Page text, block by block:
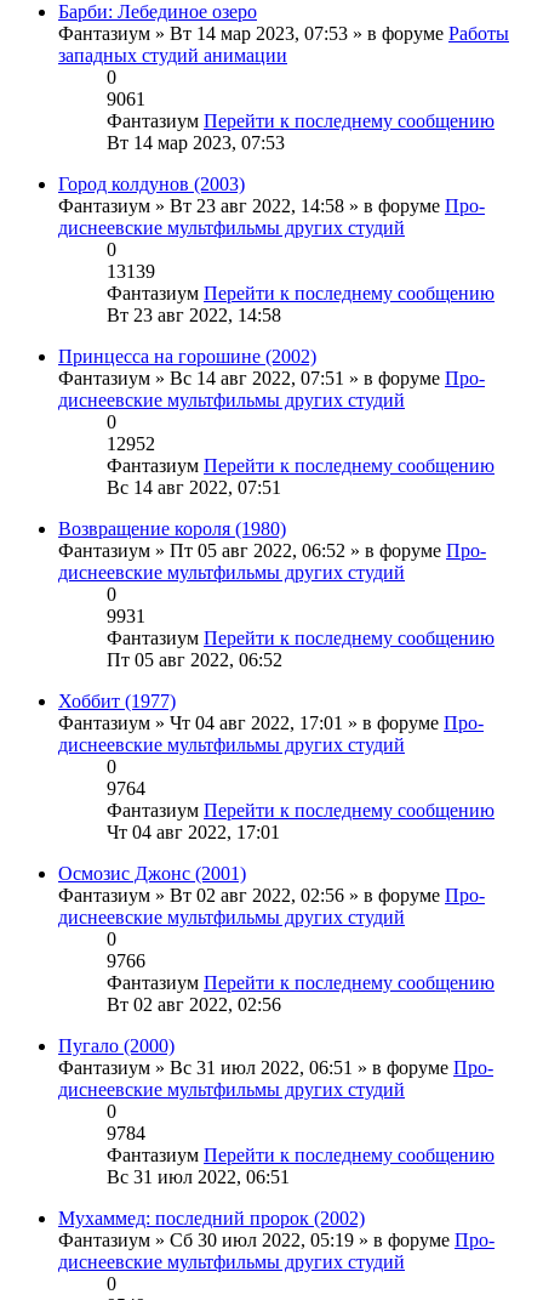
Барби: Лебединое озеро
Фантазиум » Вт 14 мар 2023, 07:53 » в форуме Работы
западных студий анимации
0
9061
Фантазиум Перейти к последнему сообщению
Вт 14 мар 2023, 07:53
Город колдунов (2003)
Фантазиум » Вт 23 авг 2022, 14:58 » в форуме Про-
диснеевские мультфильмы других студий
0
13139
Фантазиум Перейти к последнему сообщению
Вт 23 авг 2022, 14:58
Принцесса на горошине (2002)
Фантазиум » Вс 14 авг 2022, 07:51 » в форуме Про-
диснеевские мультфильмы других студий
0
12952
Фантазиум Перейти к последнему сообщению
Вс 14 авг 2022, 07:51
Возвращение короля (1980)
Фантазиум » Пт 05 авг 2022, 06:52 » в форуме Про-
диснеевские мультфильмы других студий
0
9931
Фантазиум Перейти к последнему сообщению
Пт 05 авг 2022, 06:52
Хоббит (1977)
Фантазиум » Чт 04 авг 2022, 17:01 » в форуме Про-
диснеевские мультфильмы других студий
0
9764
Фантазиум Перейти к последнему сообщению
Чт 04 авг 2022, 17:01
Осмозис Джонс (2001)
Фантазиум » Вт 02 авг 2022, 02:56 » в форуме Про-
диснеевские мультфильмы других студий
0
9766
Фантазиум Перейти к последнему сообщению
Вт 02 авг 2022, 02:56
Пугало (2000)
Фантазиум » Вс 31 июл 2022, 06:51 » в форуме Про-
диснеевские мультфильмы других студий
0
9784
Фантазиум Перейти к последнему сообщению
Вс 31 июл 2022, 06:51
Мухаммед: последний пророк (2002)
Фантазиум » Сб 30 июл 2022, 05:19 » в форуме Про-
диснеевские мультфильмы других студий
0